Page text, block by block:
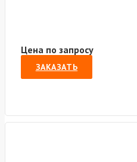
Цена по запросу
ЗАКАЗАТЬ